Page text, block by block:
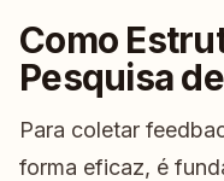
Como
Pesquisa
Para coletar
forma eficaz, é